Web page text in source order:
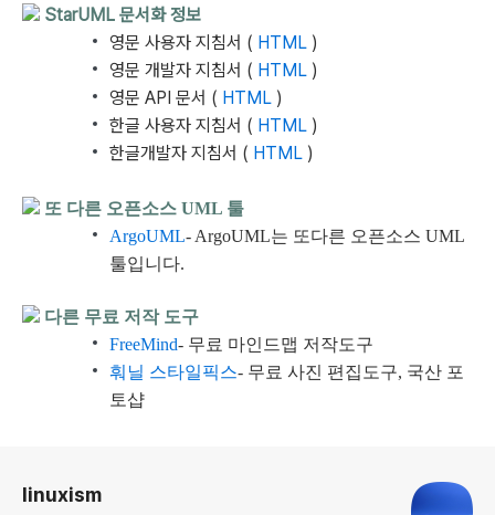
StarUML 문서화 정보
영문 사용자 지침서 ( HTML )
영문 개발자 지침서 ( HTML )
영문 API 문서 ( HTML )
한글 사용자 지침서 ( HTML )
한글개발자 지침서 ( HTML )
또 다른 오픈소스 UML 툴
ArgoUML- ArgoUML는 또다른 오픈소스 UML
툴입니다.
다른 무료 저작 도구
FreeMind- 무료 마인드맵 저작도구
훠닐 스타일픽스- 무료 사진 편집도구, 국산 포
토샵
linuxism